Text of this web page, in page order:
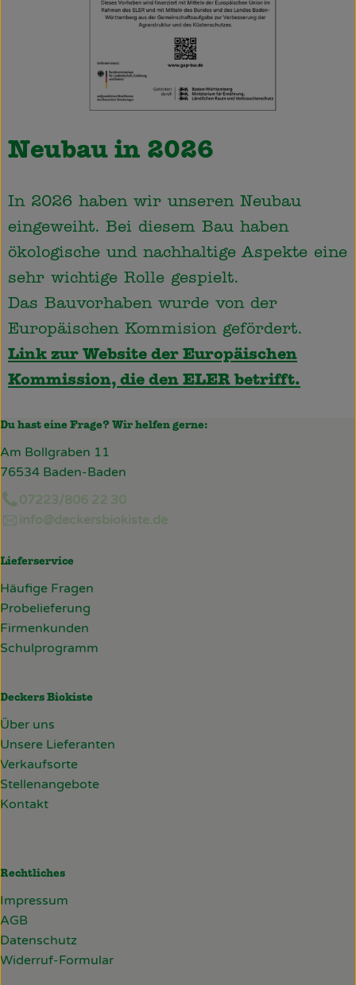
Neubau in 2026
In 2026 haben wir unseren Neubau
eingeweiht. Bei diesem Bau haben
ökologische und nachhaltige Aspekte eine
sehr wichtige Rolle gespielt.
Das Bauvorhaben wurde von der
Europäischen Kommision gefördert.
Link zur Website der Europäischen
Kommission, die den ELER betrifft.
Du hast eine Frage? Wir helfen gerne:
Am Bollgraben 11
76534 Baden-Baden
07223/806 22 30
info@deckersbiokiste.de
Lieferservice
Häufige Fragen
Probelieferung
Firmenkunden
Schulprogramm
Deckers Biokiste
Über uns
Unsere Lieferanten
Verkaufsorte
Stellenangebote
Kontakt
Rechtliches
Impressum
AGB
Datenschutz
Widerruf-Formular